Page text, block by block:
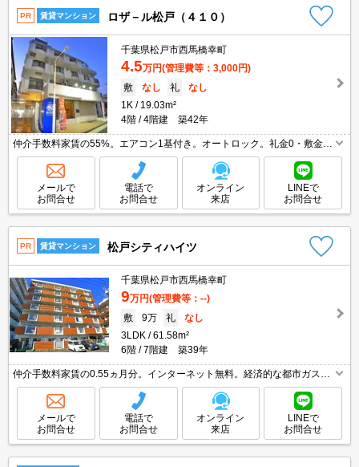
PR 賃貸マンション ロザ－ル松戸（４１０）
千葉県松戸市西馬橋幸町
4.5万円(管理費等：3,000円)
敷
なし 礼
なし
1K
19.03m²
4階
4階建 築42年
仲介手数料家賃の55%。エアコン1基付き。オートロック。礼金0・敷金
0。オール電化。下駄箱有り。「エイブル学割」で仲介手数料家賃の0.55
ヶ月分より10％ＯＦＦ。最上階。駐輪場有。物入あり。
メールで
お問合せ
電話で
お問合せ
オンライン
来店
LINEで
お問合せ
PR 賃貸マンション 松戸シティハイツ
千葉県松戸市西馬橋幸町
9万円(管理費等：--)
敷
9万 礼
なし
3LDK
61.58m²
6階
7階建 築39年
仲介手数料家賃の0.55ヵ月分。インターネット無料。経済的な都市ガス使
用。エレベーター1基付き。ケーブルテレビ対応(J:COM)。畳表替、室内清
掃費実費。6階角部屋。駅まで平坦。TVモニターホン有。
メールで
お問合せ
電話で
お問合せ
オンライン
来店
LINEで
お問合せ